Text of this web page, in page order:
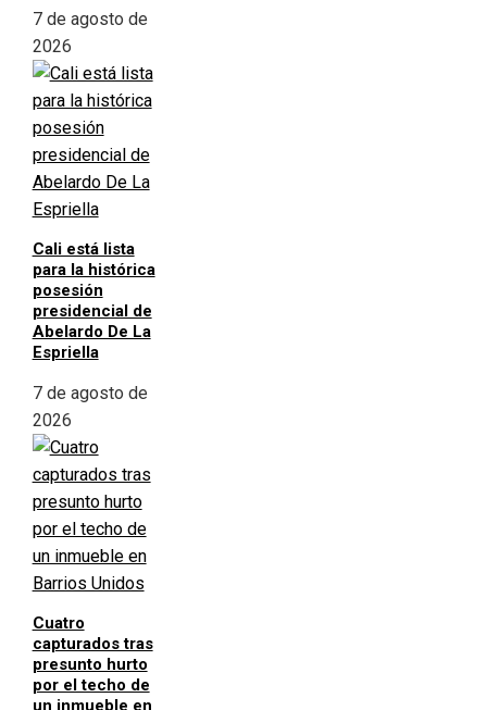
7 de agosto de
2026
Cali está lista
para la histórica
posesión
presidencial de
Abelardo De La
Espriella
7 de agosto de
2026
Cuatro
capturados tras
presunto hurto
por el techo de
un inmueble en